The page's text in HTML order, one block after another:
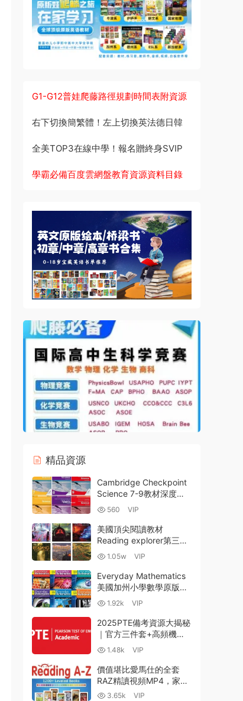
G1-G12普娃爬藤路徑規劃時間表附資源
右下切換簡繁體！左上切換英法德日韓
全美TOP3在線中學！報名贈終身SVIP
學霸必備百度雲網盤教育資源資料目錄
精品資源
Cambridge Checkpoint
Science 7-9教材深度解
析 劍橋Checkpoint科學
課本學生書+練習冊PDF
電子版下載
560 VIP
美國頂尖閱讀教材
Reading explorer第三版
學生教師用書PDF 視頻
MP4 音頻MP3 白闆軟件
600節精講外教課 百度網
盤下載
1.05w VIP
Everyday Mathematics
美國加州小學數學原版教
材 G1-G6全24冊練習冊
+答案 全彩PDF 百度雲網
盤下載
1.92k VIP
2025PTE備考資源大揭秘
｜官方三件套+高頻機經
+智能模考+滿分模闆一鍵
獲取｜開啓高效備考之旅
附PDF+WORD
1.48k VIP
價值堪比愛馬仕的全套
RAZ精讀視頻MP4，家長
們最期待的完整版1280
3.65k VIP